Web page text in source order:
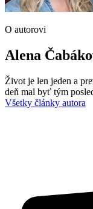
O autorovi
Alena
Život je len jeden a
deň mal byť tým
Všetky články autora